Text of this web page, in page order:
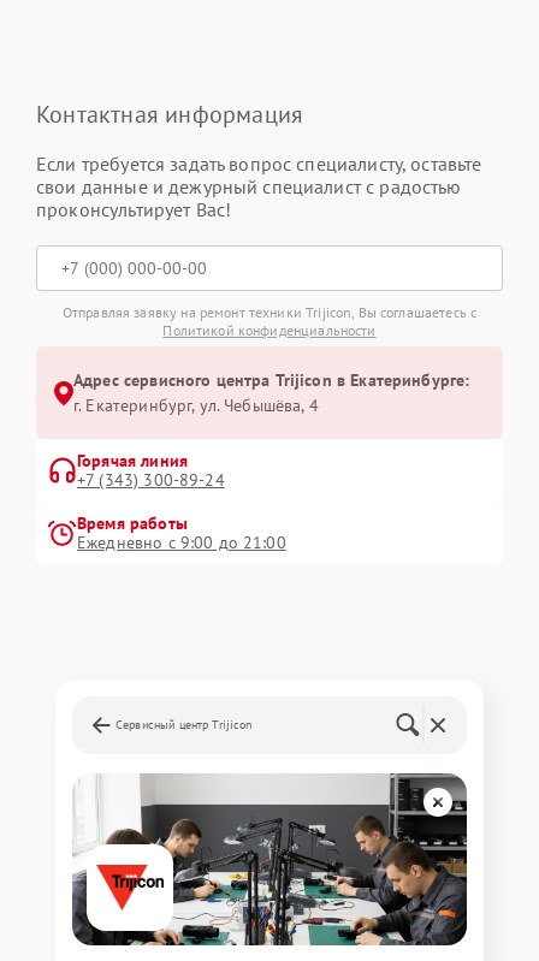
Контактная информация
Если требуется задать вопрос специалисту, оставьте
свои данные и дежурный специалист с радостью
проконсультирует Вас!
Отправляя заявку на ремонт техники Trijicon, Вы соглашаетесь с
Политикой конфиденциальности
Адрес сервисного центра Trijicon в Екатеринбурге:
г. Екатеринбург, ул. Чебышёва, 4
Горячая линия
+7 (343) 300-89-24
Время работы
Ежедневно с 9:00 до 21:00
Сервисный центр Trijicon